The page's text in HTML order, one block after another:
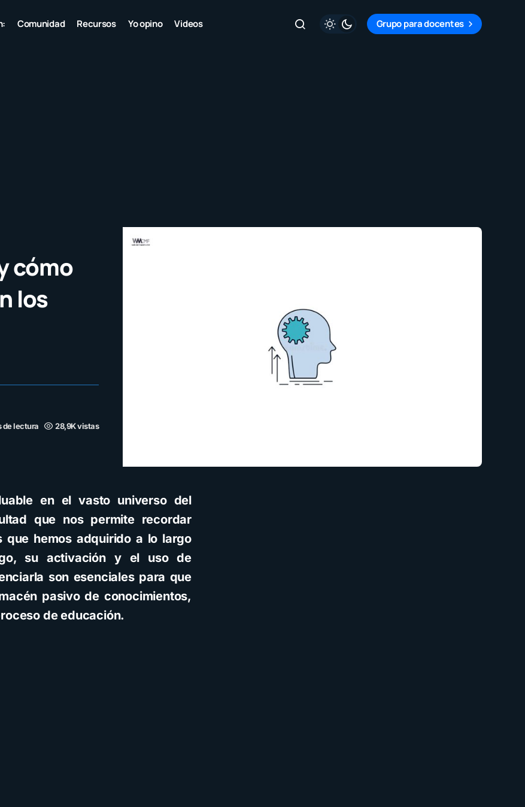
Comunidad Recursos Yo opino Videos Grupo para docentes
cómo
los
de lectura
28,9K vistas
en el vasto universo del
que nos permite recordar
hemos adquirido a lo largo
su activación y el uso de
son esenciales para que
pasivo de conocimientos,
de educación.